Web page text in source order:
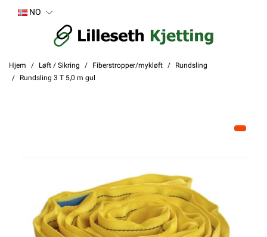
NO
Hjem Løft / Sikring Fiberstropper/mykløft
Rundsling
Rundsling 3 T 5,0 m gul